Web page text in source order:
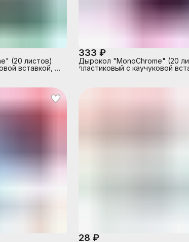
(20 листов)
вставкой, с
333 ₽
Дырокол "MonoChrome" (20
пластиковый с каучуковой
28 ₽